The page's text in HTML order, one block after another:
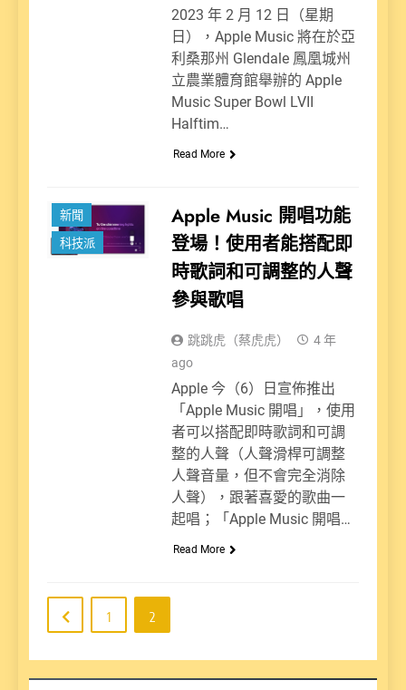
2023 年 2 月 12 日（星期
日），Apple Music 將在於亞
利桑那州 Glendale 鳳凰城州
立農業體育館舉辦的 Apple
Music Super Bowl LVII
Halftim…
Read More
新聞
科技派
Apple Music 開唱功能
登場！使用者能搭配即
時歌詞和可調整的人聲
參與歌唱
跳跳虎（蔡虎虎）
4 年
ago
Apple 今（6）日宣佈推出
「Apple Music 開唱」，使用
者可以搭配即時歌詞和可調
整的人聲（人聲滑桿可調整
人聲音量，但不會完全消除
人聲），跟著喜愛的歌曲一
起唱；「Apple Music 開唱…
Read More
1 2